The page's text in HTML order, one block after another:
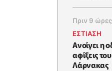
Πριν 9 ώρες
ΕΣΤΙΑΣΗ
Ανοίγει η
αφίξεις
Λάρνακας